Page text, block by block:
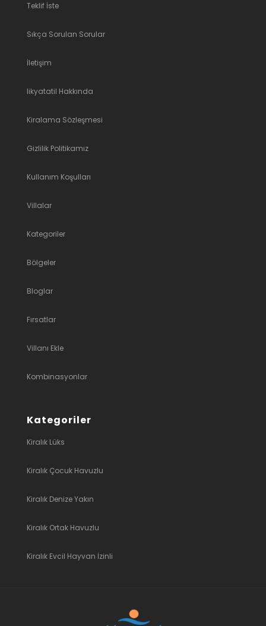
Teklif İste
Sıkça Sorulan Sorular
İletişim
likyatatil Hakkında
Kiralama Sözleşmesi
Gizlilik Politikamız
Kullanım Koşulları
Villalar
Kategoriler
Bölgeler
Bloglar
Fırsatlar
Villanı Ekle
Kombinasyonlar
Kategoriler
Kiralık Lüks
Kiralık Çocuk Havuzlu
Kiralık Denize Yakın
Kiralık Ortak Havuzlu
Kiralık Evcil Hayvan İzinli